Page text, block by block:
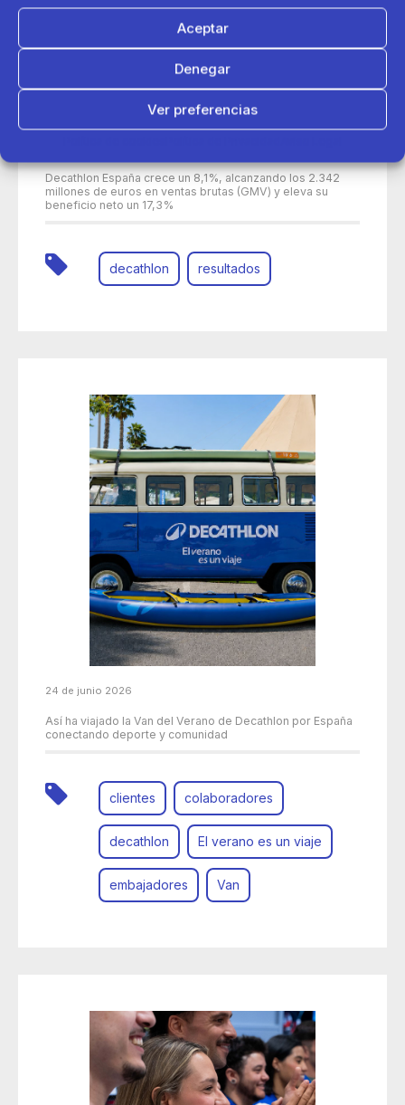
Aceptar
Denegar
Ver preferencias
Decathlon España crece un 8,1%, alcanzando los 2.342
millones de euros en ventas brutas (GMV) y eleva su
beneficio neto un 17,3%
decathlon resultados
24 de junio 2026
Así ha viajado la Van del Verano de Decathlon por España
conectando deporte y comunidad
clientes colaboradores
decathlon El verano es un viaje
embajadores Van